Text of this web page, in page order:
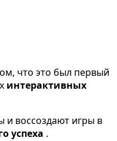
что это был первый
интерактивных
и воссоздают игры в
успеха .